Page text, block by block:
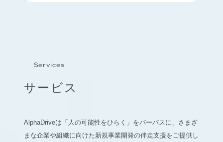
Services
サービス
AlphaDriveは「人の可能性をひらく」をパーパスに、さまざ
まな企業や組織に向けた新規事業開発の伴走支援をご提供し